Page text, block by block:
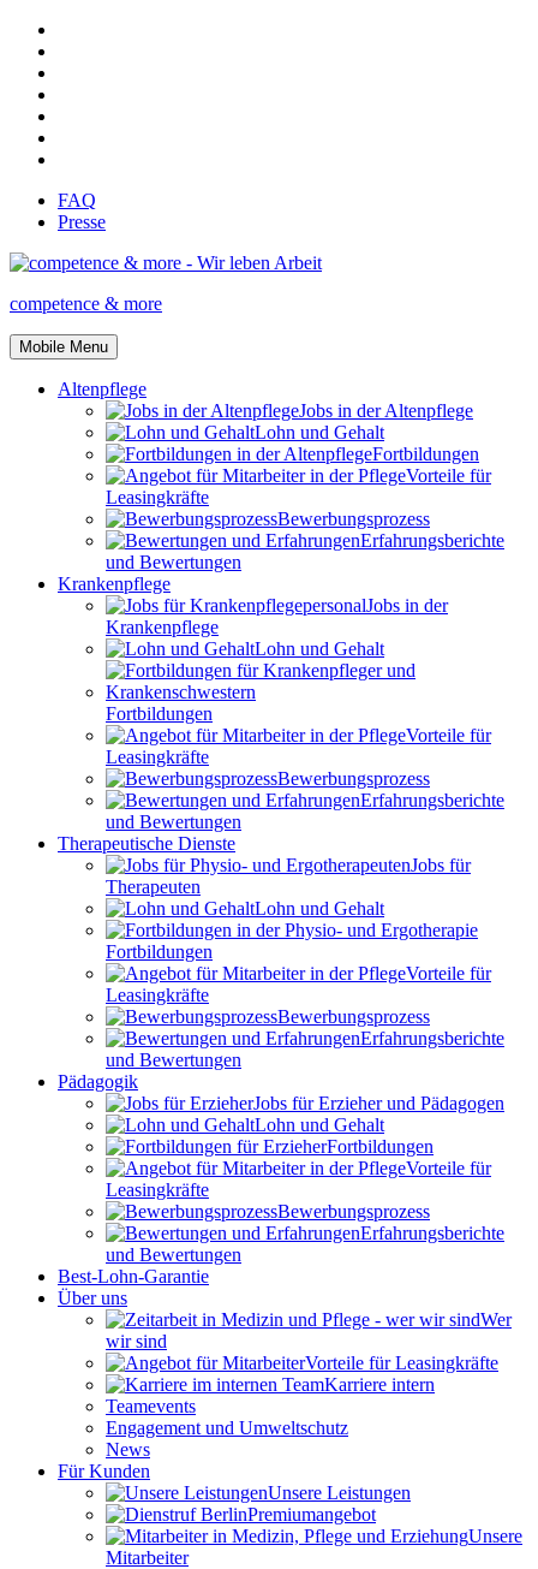
FAQ
Presse
competence & more
Mobile Menu
Altenpflege
Jobs in der Altenpflege
Lohn und Gehalt
Fortbildungen
Vorteile für
Leasingkräfte
Bewerbungsprozess
Erfahrungsberichte
und Bewertungen
Krankenpflege
Jobs in der
Krankenpflege
Lohn und Gehalt
Fortbildungen
Vorteile für
Leasingkräfte
Bewerbungsprozess
Erfahrungsberichte
und Bewertungen
Therapeutische Dienste
Jobs für
Therapeuten
Lohn und Gehalt
Fortbildungen
Vorteile für
Leasingkräfte
Bewerbungsprozess
Erfahrungsberichte
und Bewertungen
Pädagogik
Jobs für Erzieher und Pädagogen
Lohn und Gehalt
Fortbildungen
Vorteile für
Leasingkräfte
Bewerbungsprozess
Erfahrungsberichte
und Bewertungen
Best-Lohn-Garantie
Über uns
Wer
wir sind
Vorteile für Leasingkräfte
Karriere intern
Teamevents
Engagement und Umweltschutz
News
Für Kunden
Unsere Leistungen
Premiumangebot
Unsere
Mitarbeiter